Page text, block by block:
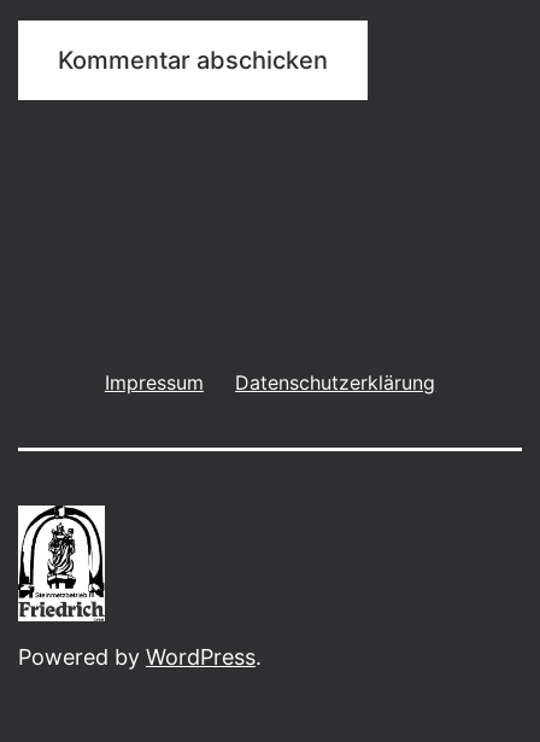
Impressum Datenschutzerklärung
Powered by WordPress.